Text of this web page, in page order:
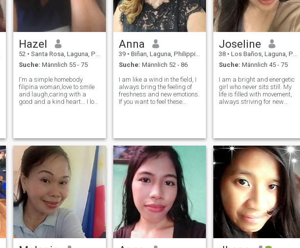
Gespräch zu beginnen.
Hazel
52 • Santa Rosa, Laguna, Philippinen
Suche: Männlich 55 - 75
I'm a simple homebody
filipina woman,love to smile
and laugh,caring with a
good and a kind heart... I love
fun I just want to live a happy
Anna
39 • Biñan, Laguna, Philippinen
Suche: Männlich 52 - 86
I am like a wind in the field, I
always bring the feeling of
freshness and new emotions.
If you want to feel these
looks like a garden full
Joseline
38 • Los Baños, Laguna, Philippinen
Suche: Männlich 45 - 75
I am a bright and energetic
girl who never sits still. My
life is filled with movement,
always striving for new
and mutual support were the